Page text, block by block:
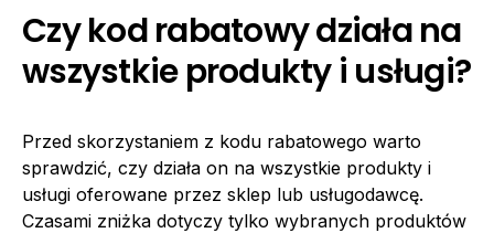
Czy kod rabatowy działa na
wszystkie produkty i usługi?
Przed skorzystaniem z kodu rabatowego warto
sprawdzić, czy działa on na wszystkie produkty i
usługi oferowane przez sklep lub usługodawcę.
Czasami zniżka dotyczy tylko wybranych produktów